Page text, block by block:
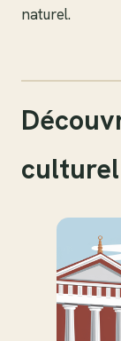
naturel.